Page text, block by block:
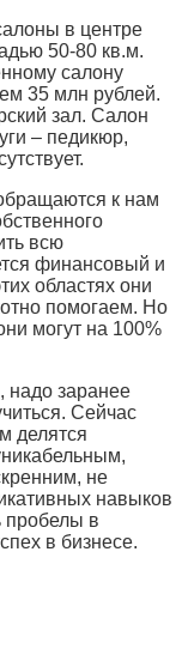
в центре
50-80 кв.м.
салону
35 млн рублей.
зал. Салон
– педикюр,
к нам
всю
финансовый и
областях они
помогаем. Но
могут на 100%
надо заранее
Сейчас
делятся
не
навыков
пробелы в
в бизнесе.